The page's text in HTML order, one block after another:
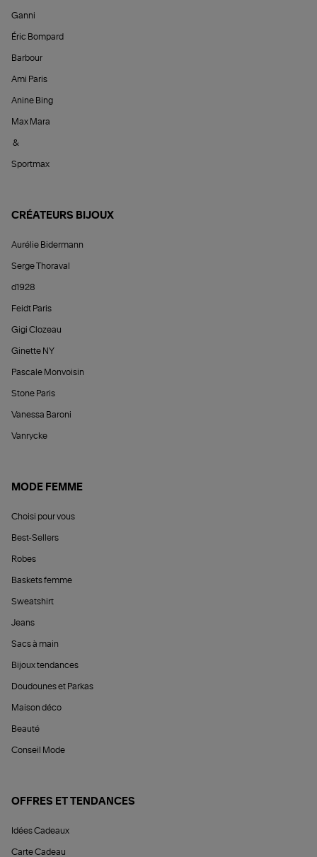
Ganni
Éric Bompard
Barbour
Ami Paris
Anine Bing
Max Mara
&
Sportmax
CRÉATEURS BIJOUX
Aurélie Bidermann
Serge Thoraval
d1928
Feidt Paris
Gigi Clozeau
Ginette NY
Pascale Monvoisin
Stone Paris
Vanessa Baroni
Vanrycke
MODE FEMME
Choisi pour vous
Best-Sellers
Robes
Baskets femme
Sweatshirt
Jeans
Sacs à main
Bijoux tendances
Doudounes et Parkas
Maison déco
Beauté
Conseil Mode
OFFRES ET TENDANCES
Idées Cadeaux
Carte Cadeau